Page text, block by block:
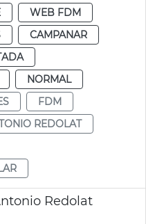
WEB FDM
CAMPANAR
NORMAL
FDM
REDOLAT
Redolat